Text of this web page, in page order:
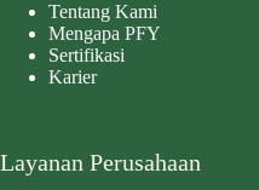
Tentang Kami
Mengapa PFY
Sertifikasi
Karier
Layanan Perusahaan